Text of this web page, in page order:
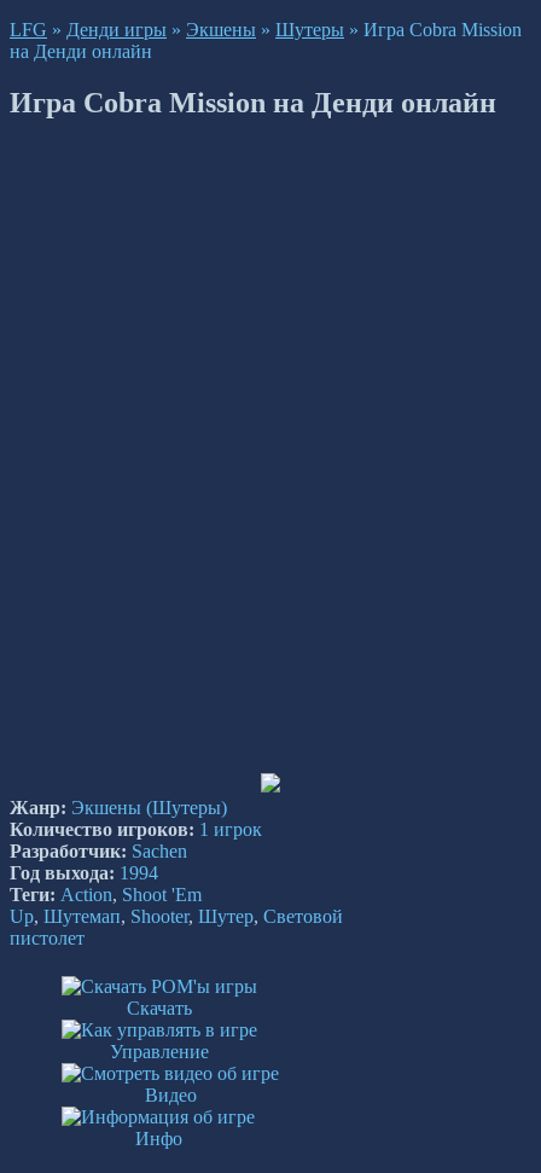
LFG » Денди игры » Экшены » Шутеры » Игра Cobra Mission
на Денди онлайн
Игра Cobra Mission на Денди онлайн
Жанр: Экшены (Шутеры)
Количество игроков: 1 игрок
Разработчик: Sachen
Год выхода: 1994
Теги: Action, Shoot 'Em
Up, Шутемап, Shooter, Шутер, Световой
пистолет
Скачать
Управление
Видео
Инфо